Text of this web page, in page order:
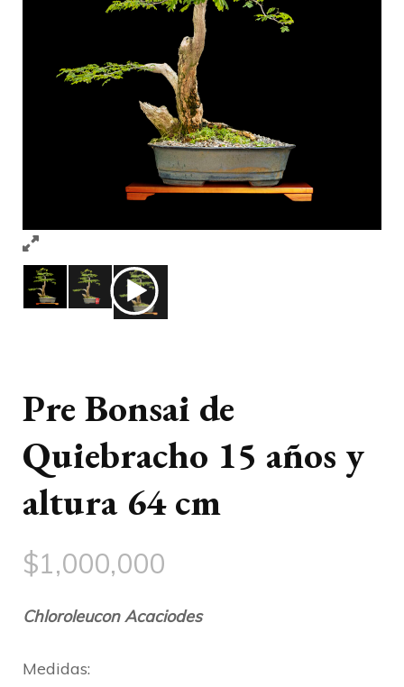
Pre Bonsai de
Quiebracho 15 años y
altura 64 cm
$1,000,000
Chloroleucon Acaciodes
Medidas: